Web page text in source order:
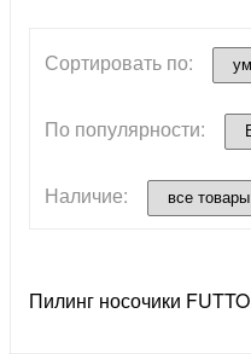
Сортировать по:
По популярности:
Наличие:
Пилинг носочики FUTTO